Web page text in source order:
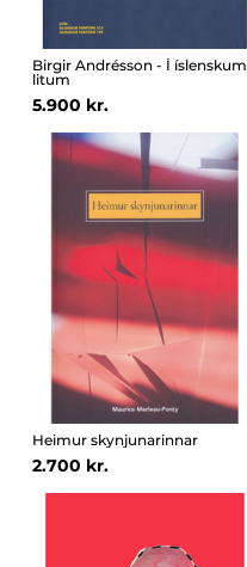
Birgir Andrésson - Í íslenskum
litum
5.900 kr.
Heimur skynjunarinnar
2.700 kr.